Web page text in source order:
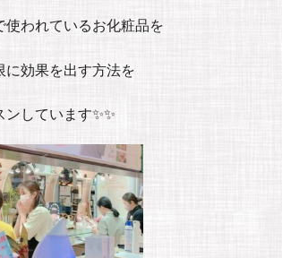
使われているお化粧品を
に効果を出す方法を
ンしています✨✨